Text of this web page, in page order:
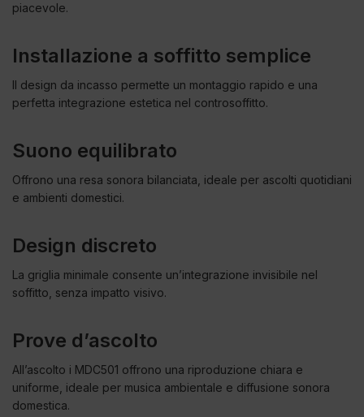
piacevole.
Installazione a soffitto semplice
Il design da incasso permette un montaggio rapido e una
perfetta integrazione estetica nel controsoffitto.
Suono equilibrato
Offrono una resa sonora bilanciata, ideale per ascolti quotidiani
e ambienti domestici.
Design discreto
La griglia minimale consente un’integrazione invisibile nel
soffitto, senza impatto visivo.
Prove d’ascolto
All’ascolto i MDC501 offrono una riproduzione chiara e
uniforme, ideale per musica ambientale e diffusione sonora
domestica.